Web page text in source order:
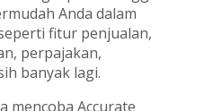
Anda dalam
fitur penjualan,
perpajakan,
banyak lagi.
mencoba Accurate